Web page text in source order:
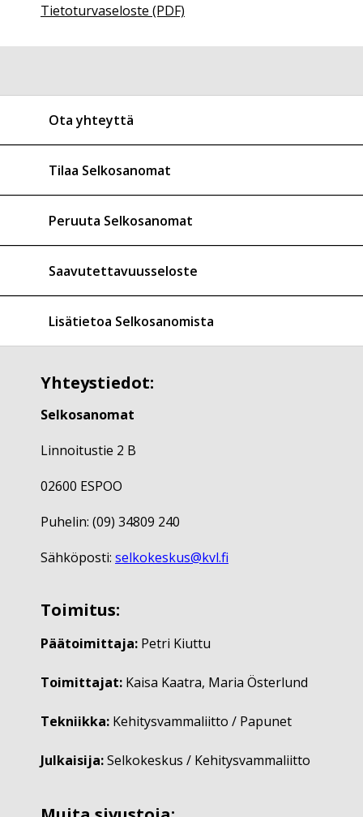
Tietoturvaseloste (PDF)
Ota yhteyttä
Tilaa Selkosanomat
Peruuta Selkosanomat
Saavutettavuusseloste
Lisätietoa Selkosanomista
Yhteystiedot:
Selkosanomat
Linnoitustie 2 B
02600 ESPOO
Puhelin: (09) 34809 240
Sähköposti: selkokeskus@kvl.fi
Toimitus:
Päätoimittaja: Petri Kiuttu
Toimittajat: Kaisa Kaatra, Maria Österlund
Tekniikka: Kehitysvammaliitto / Papunet
Julkaisija:Selkokeskus / Kehitysvammaliitto